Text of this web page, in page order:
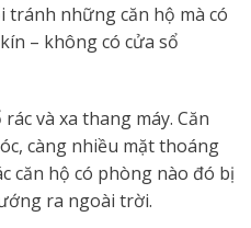
tránh những căn hộ mà có
– không có cửa sổ
và xa thang máy. Căn
càng nhiều mặt thoáng
căn hộ có phòng nào đó bị
ra ngoài trời.